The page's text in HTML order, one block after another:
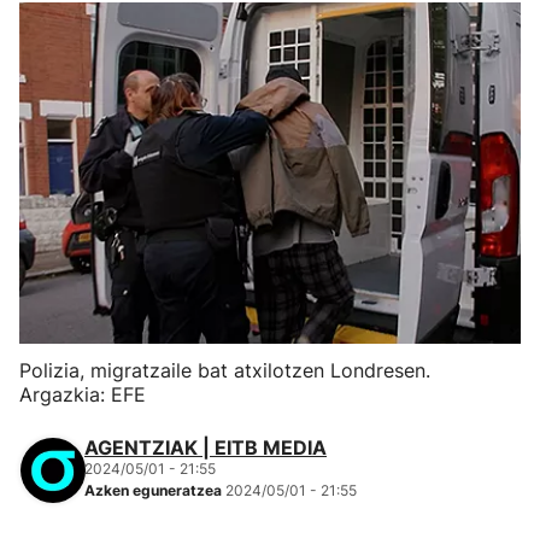
Polizia, migratzaile bat atxilotzen Londresen.
Argazkia: EFE
AGENTZIAK | EITB MEDIA
2024/05/01 - 21:55
Azken eguneratzea 2024/05/01 - 21:55